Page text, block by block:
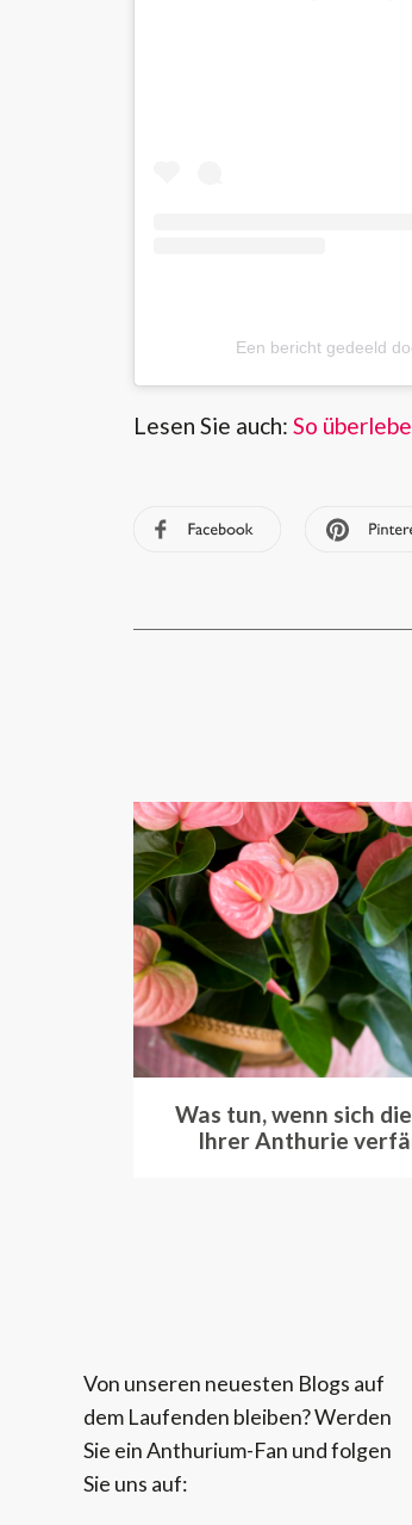
Een bericht gedeeld
Lesen Sie auch: So
Was tun, wenn sich
Ihrer Anthurie
Von unseren neuesten Blogs auf
dem Laufenden bleiben? Werden
Sie ein Anthurium-Fan und folgen
Sie uns auf: